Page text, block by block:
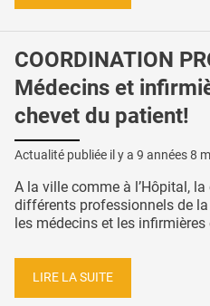
COORDINATION
Médecins et
chevet du patient!
Actualité publiée il y a 9 années 8
A la ville comme à l’Hôpital,
différents professionnels de
les médecins et les infirmières
LIRE LA SUITE